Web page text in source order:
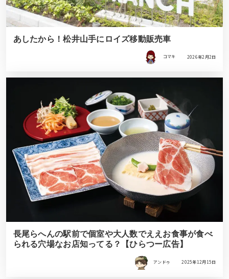
あしたから！松井山手にロイズ移動販売車
コマキ 2026年2月2日
長尾らへんの駅前で個室や大人数でええお食事が食べ
られる穴場なお店知ってる？【ひらつー広告】
アンドゥ 2025年12月15日